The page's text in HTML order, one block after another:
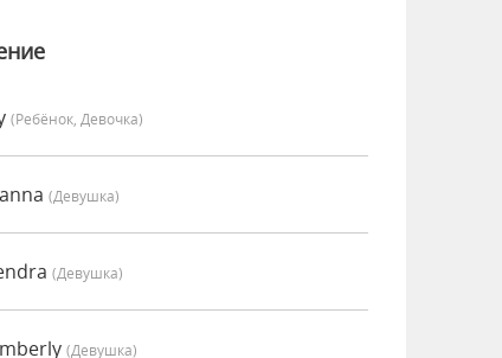
(Ребёнок, Девочка)
(девушка)
(девушка)
(девушка)